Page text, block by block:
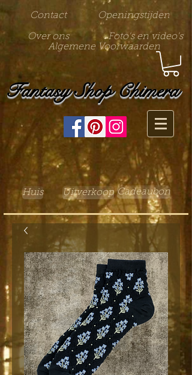
Contact Openingstijden
Over ons
Foto's en video's
Algemene Voorwaarden
Fantasy Shop Chimera
Huis Uitverkoop Cadeaubon